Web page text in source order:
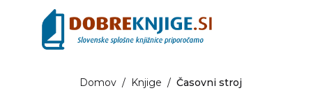
Domov / Knjige / Časovni stroj